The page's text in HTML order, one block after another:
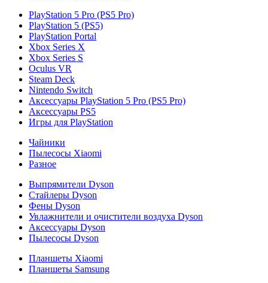
PlayStation 5 Pro (PS5 Pro)
PlayStation 5 (PS5)
PlayStation Portal
Xbox Series X
Xbox Series S
Oculus VR
Steam Deck
Nintendo Switch
Аксессуары PlayStation 5 Pro (PS5 Pro)
Аксессуары PS5
Игры для PlayStation
Чайники
Пылесосы Xiaomi
Разное
Выпрямители Dyson
Стайлеры Dyson
Фены Dyson
Увлажнители и очистители воздуха Dyson
Аксессуары Dyson
Пылесосы Dyson
Планшеты Xiaomi
Планшеты Samsung